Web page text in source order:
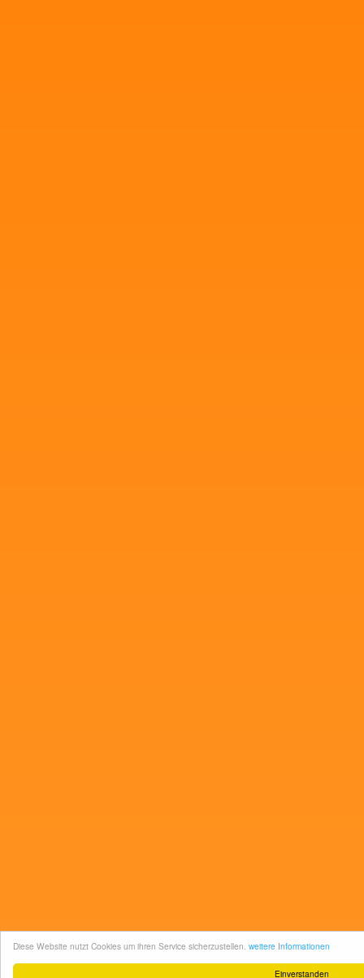
Einverstanden
Diese Website nutzt Cookies um ihren Service sicherzustellen. weitere Informationen